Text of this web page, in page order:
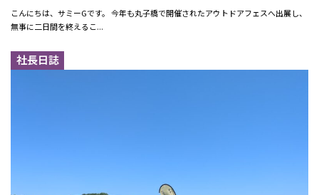
こんにちは、サミーGです。 今年も丸子橋で開催されたアウトドアフェスへ出展し、
無事に二日間を終えるこ...
社長日誌